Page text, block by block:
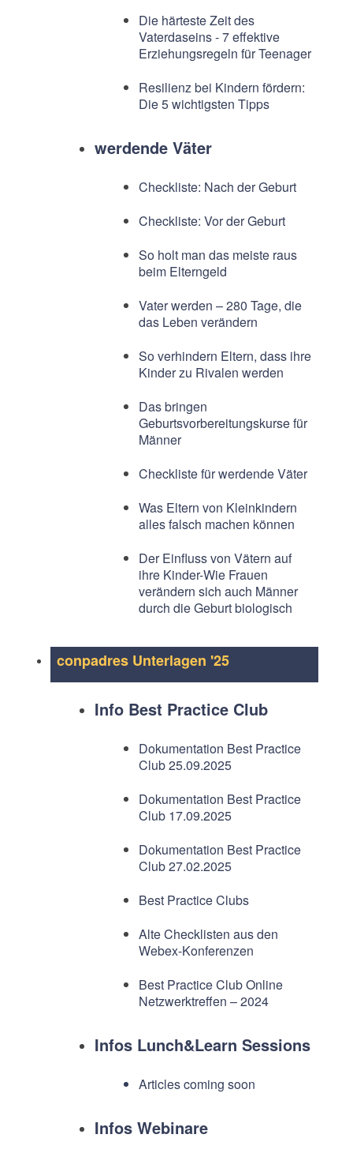
Die härteste Zeit des
Vaterdaseins - 7 effektive
Erziehungsregeln für Teenager
Resilienz bei Kindern fördern:
Die 5 wichtigsten Tipps
werdende Väter
Checkliste: Nach der Geburt
Checkliste: Vor der Geburt
So holt man das meiste raus
beim Elterngeld
Vater werden – 280 Tage, die
das Leben verändern
So verhindern Eltern, dass ihre
Kinder zu Rivalen werden
Das bringen
Geburtsvorbereitungskurse für
Männer
Checkliste für werdende Väter
Was Eltern von Kleinkindern
alles falsch machen können
Der Einfluss von Vätern auf
ihre Kinder-Wie Frauen
verändern sich auch Männer
durch die Geburt biologisch
conpadres Unterlagen '25
Info Best Practice Club
Dokumentation Best Practice
Club 25.09.2025
Dokumentation Best Practice
Club 17.09.2025
Dokumentation Best Practice
Club 27.02.2025
Best Practice Clubs
Alte Checklisten aus den
Webex-Konferenzen
Best Practice Club Online
Netzwerktreffen – 2024
Infos Lunch&Learn Sessions
Articles coming soon
Infos Webinare